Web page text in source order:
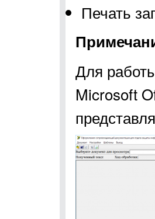
Печать
Для
Microsoft